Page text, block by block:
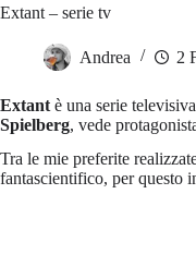
Extant – serie tv
Andrea 2
Extant è una serie
Spielberg, vede
Tra le mie preferite
fantascientifico, per questo